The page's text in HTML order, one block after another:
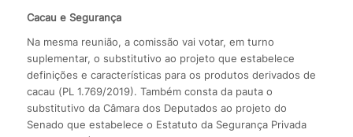
Cacau e Segurança
Na mesma reunião, a comissão vai votar, em turno
suplementar, o substitutivo ao projeto que estabelece
definições e características para os produtos derivados de
cacau (PL 1.769/2019). Também consta da pauta o
substitutivo da Câmara dos Deputados ao projeto do
Senado que estabelece o Estatuto da Segurança Privada